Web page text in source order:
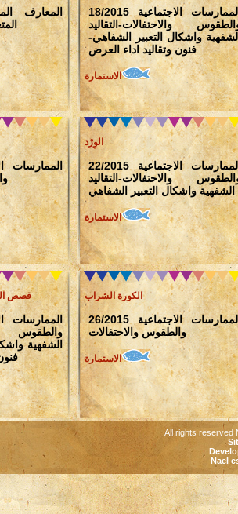
18/2015 الممارسات الاجتماعية
والاحتفالات-التقاليد
واشكال التعبير الشفاهي-
فنون وتقاليد اداء العرض
الاستمارة
الوِرْد
22/2015 الممارسات الاجتماعية
والاحتفالات-التقاليد
الشفهية واشكال التعبير الشفاهي
الاستمارة
قصص
والطقوس
الشفهية
الكورة الشراب
26/2015 الممارسات الاجتماعية
والطقوس والاحتفالات
الاستمارة
All rights reserved
Nael